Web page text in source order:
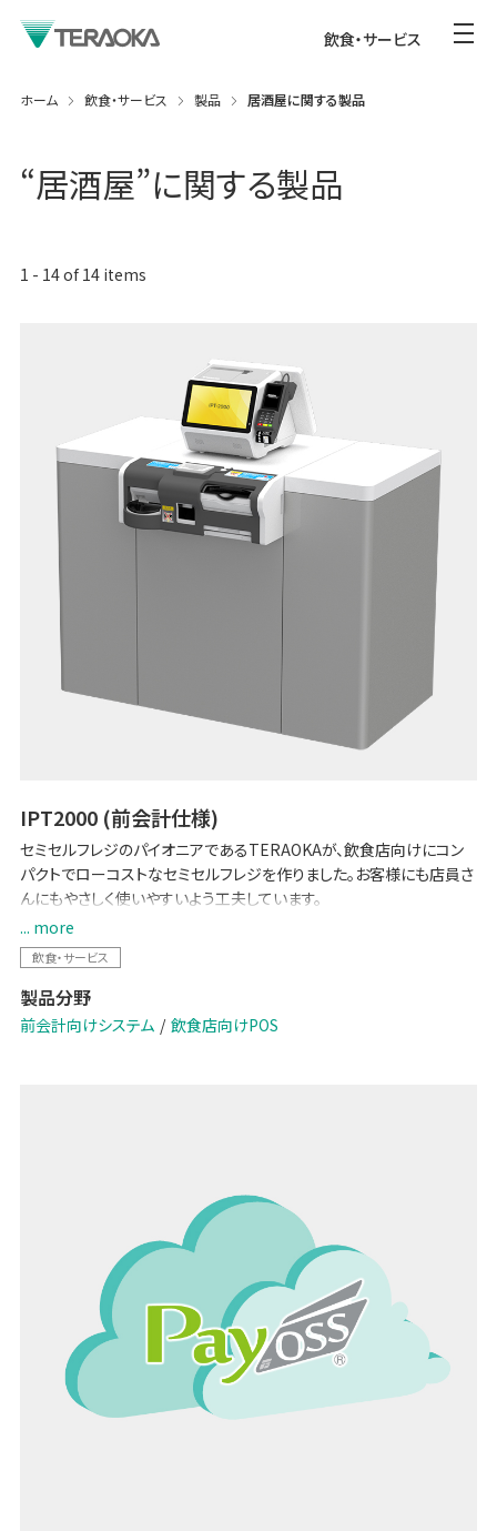
飲食・サービス
ホーム 飲食・サービス 製品 居酒屋に関する製品
“居酒屋”に関する製品
1 - 14of14items
IPT2000 (前会計仕様)
セミセルフレジのパイオニアであるTERAOKAが、飲食店向けにコン
パクトでローコストなセミセルフレジを作りました。お客様にも店員さ
んにもやさしく使いやすいよう工夫しています。
【2024 改刷・新紙幣対応】
... more
飲食・サービス
製品分野
前会計向けシステム 飲食店向けPOS